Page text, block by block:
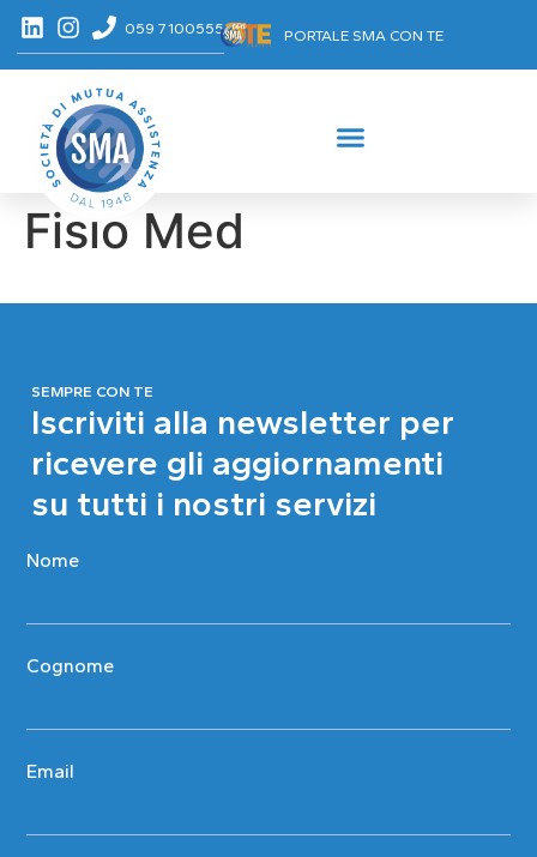
059 7100555 PORTALE SMA CON TE
Fisio Med
SEMPRE CON TE
Iscriviti alla newsletter per
ricevere gli aggiornamenti
su tutti i nostri servizi
Nome
Cognome
Email